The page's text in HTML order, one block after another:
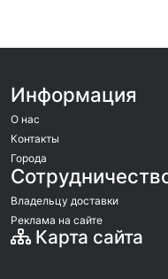
Информация
О нас
Контакты
Города
Владельцу доставки
Реклама на сайте
Карта сайта